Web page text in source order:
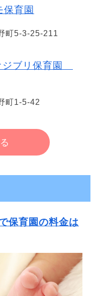
保育園
町5-3-25-211
ジブリ保育園
町1-5-42
保育園の料金は